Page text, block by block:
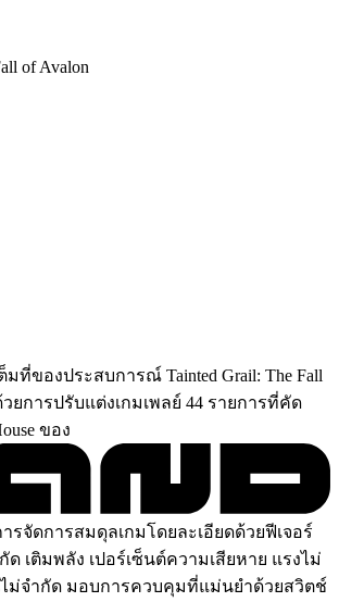
of Avalon
ที่ของประสบการณ์ Tainted Grail: The Fall
ยการปรับแต่งเกมเพลย์ 44 รายการที่คัด
ของ
รจัดการสมดุลเกมโดยละเอียดด้วยฟีเจอร์
ด เติมพลัง เปอร์เซ็นต์ความเสียหาย แรงไม่
ม่จำกัด มอบการควบคุมที่แม่นยำด้วยสวิตช์